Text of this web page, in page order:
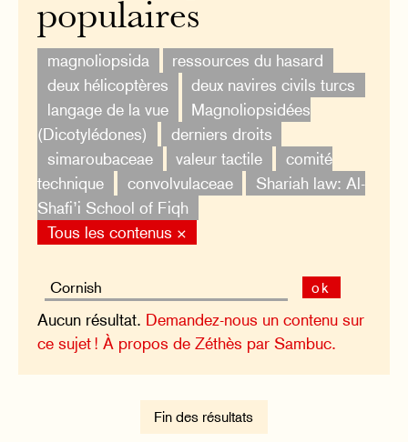
populaires
magnoliopsida
ressources du hasard
deux hélicoptères
deux navires civils turcs
langage de la vue
Magnoliopsidées
(Dicotylédones)
derniers droits
simaroubaceae
valeur tactile
comité
technique
convolvulaceae
Shariah law: Al-
Shafi’i School of Fiqh
Tous les contenus ×
ok
Aucun résultat. Demandez-nous un contenu sur
ce sujet ! À propos de Zéthès par Sambuc.
Fin des résultats